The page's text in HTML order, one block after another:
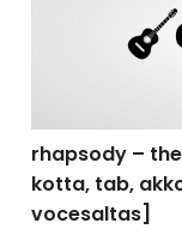
rhapsody –
kotta, tab,
vocesaltas]